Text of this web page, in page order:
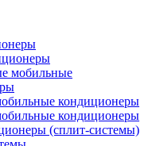
мобильные
кондиционеры
кондиционеры
(сплит-системы)